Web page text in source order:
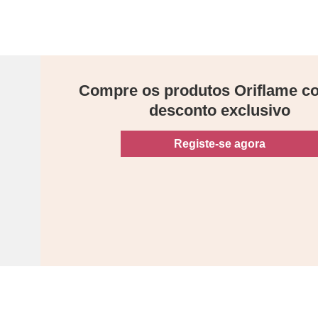
Compre os produtos Oriflame
desconto exclusivo
Registe-se agora